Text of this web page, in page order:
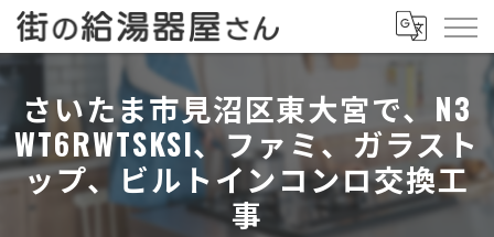
さいたま市見沼区東大宮で、N3
WT6RWTSKSI、ファミ、ガラスト
ップ、ビルトインコンロ交換工
事